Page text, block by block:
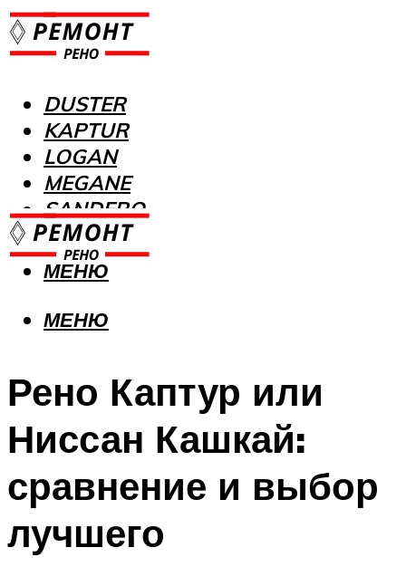
DUSTER
KAPTUR
LOGAN
MEGANE
SANDERO
МЕНЮ
МЕНЮ
Рено Каптур или
Ниссан Кашкай:
сравнение и выбор
лучшего